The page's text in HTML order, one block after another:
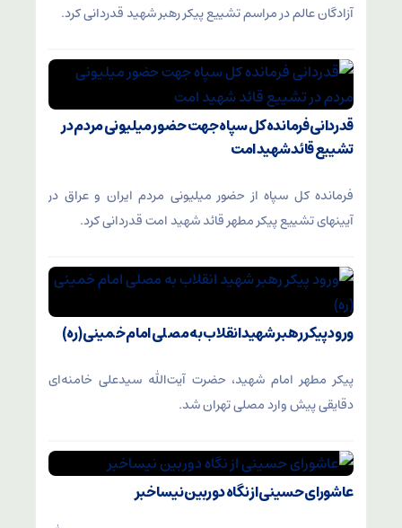
آزادگان عالم در مراسم تشییع پیکر رهبر شهید قدردانی کرد.
قدردانی فرمانده کل سپاه جهت حضور میلیونی مردم در
تشییع قائد شهید امت
فرمانده کل سپاه از حضور میلیونی مردم ایران و عراق در
آیینهای تشییع پیکر مطهر قائد شهید امت قدردانی کرد.
ورود پیکر رهبر شهید انقلاب به مصلی امام خمینی (ره)
پیکر مطهر امام شهید،‌ حضرت آیت‌الله سیدعلی خامنه‌ای
دقایقی پیش وارد مصلی تهران شد.
عاشورای حسینی از نگاه دوربین نیساخبر